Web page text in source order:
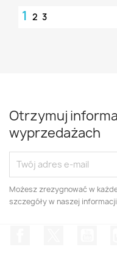
1 2 3
Otrzymuj
wyprzedażach
Możesz zrezygnować w
szczegóły w naszej